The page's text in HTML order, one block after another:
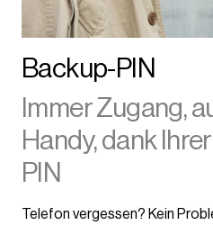
Backup-PIN
Immer Zugang,
Handy, dank
PIN
Telefon vergessen? Kein